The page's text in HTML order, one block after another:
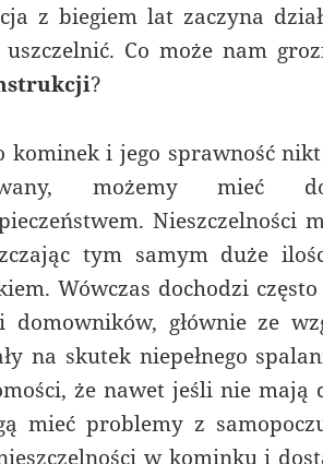
z biegiem lat zaczyna
uszczelnić. Co może nam
?
kominek i jego sprawność
możemy mieć
Nieszczelności
tym samym duże
Wówczas dochodzi
domowników, głównie ze
na skutek niepełnego
że nawet jeśli nie mają
mieć problemy z
w kominku i